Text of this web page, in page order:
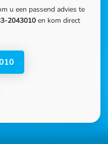
u een passend advies te
2043010 en kom direct